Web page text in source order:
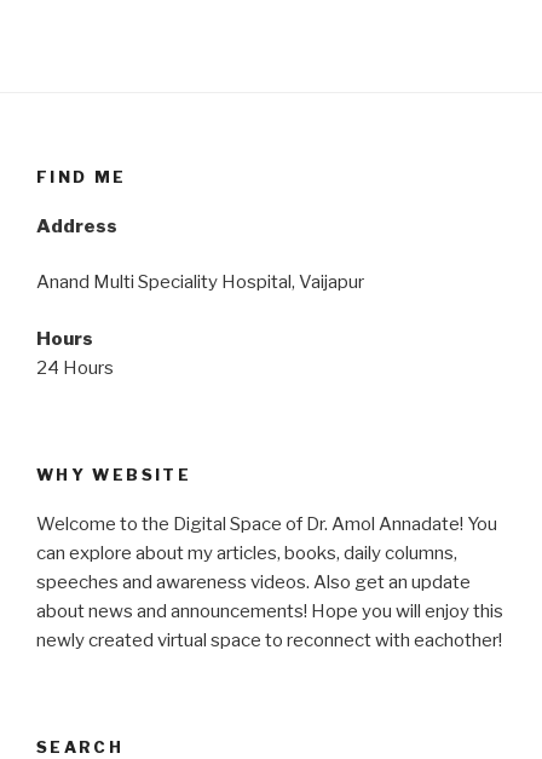
FIND ME
Address
Anand Multi Speciality Hospital, Vaijapur
Hours
24 Hours
WHY WEBSITE
Welcome to the Digital Space of Dr. Amol Annadate! You
can explore about my articles, books, daily columns,
speeches and awareness videos. Also get an update
about news and announcements! Hope you will enjoy this
newly created virtual space to reconnect with eachother!
SEARCH